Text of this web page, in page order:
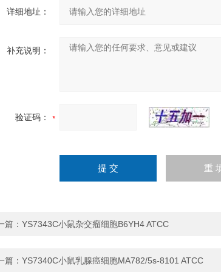
详细地址：
补充说明：
验证码：
篇： YS7343C小鼠杂交瘤细胞B6YH4 ATCC
篇： YS7340C小鼠乳腺癌细胞MA782/5s-8101 ATCC